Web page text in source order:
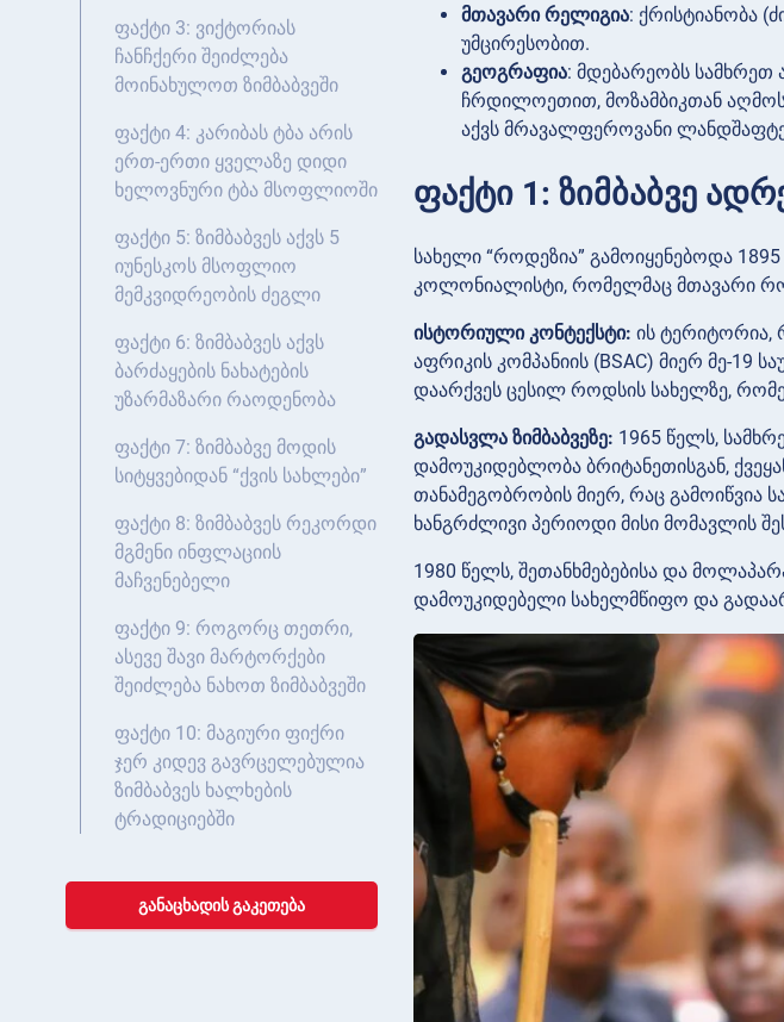
ფაქტი 3: ვიქტორიას
ჩანჩქერი შეიძლება
მოინახულოთ ზიმბაბვეში
ფაქტი 4: კარიბას ტბა არის
ერთ-ერთი ყველაზე დიდი
ხელოვნური ტბა მსოფლიოში
ფაქტი 5: ზიმბაბვეს აქვს 5
იუნესკოს მსოფლიო
მემკვიდრეობის ძეგლი
ფაქტი 6: ზიმბაბვეს აქვს
ბარძაყების ნახატების
უზარმაზარი რაოდენობა
ფაქტი 7: ზიმბაბვე მოდის
სიტყვებიდან “ქვის სახლები”
ფაქტი 8: ზიმბაბვეს რეკორდი
მგმენი ინფლაციის
მაჩვენებელი
ფაქტი 9: როგორც თეთრი,
ასევე შავი მარტორქები
შეიძლება ნახოთ ზიმბაბვეში
ფაქტი 10: მაგიური ფიქრი
ჯერ კიდევ გავრცელებულია
ზიმბაბვეს ხალხების
ტრადიციებში
ᲒᲐᲜᲐᲪᲮᲐᲓᲘᲡ ᲒᲐᲙᲔᲗᲔᲑᲐ
მთავარი რელიგია: ქრისტიანობა
უმცირესობით.
გეოგრაფია: მდებარეობს სამხრეთ
ჩრდილოეთით, მოზამბიკთან
აქვს მრავალფეროვანი
ფაქტი 1: ზიმბაბვე
სახელი “როდეზია” გამოიყენებოდა
კოლონიალისტი, რომელმაც მთავარი
ისტორიული კონტექსტი: ის ტერიტორია,
აფრიკის კომპანიის (BSAC) მიერ მე-19
დაარქვეს ცესილ როდსის სახელზე,
გადასვლა ზიმბაბვეზე: 1965 წელს,
დამოუკიდებლობა ბრიტანეთისგან,
თანამეგობრობის მიერ, რაც გამოიწვია
ხანგრძლივი პერიოდი მისი მომავლის
1980 წელს, შეთანხმებებისა და
დამოუკიდებელი სახელმწიფო და